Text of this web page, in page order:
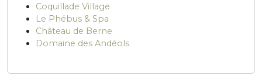
Coquillade Village
Le Phébus & Spa
Château de Berne
Domaine des Andéols